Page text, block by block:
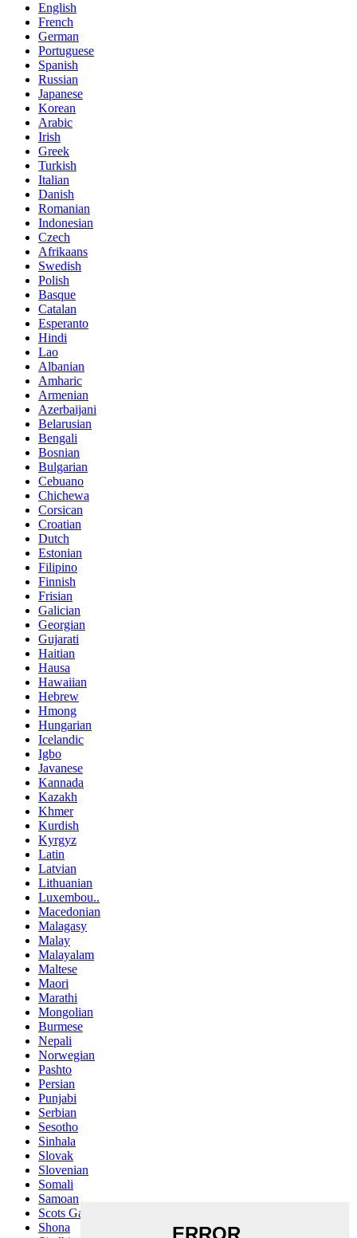
English
French
German
Portuguese
Spanish
Russian
Japanese
Korean
Arabic
Irish
Greek
Turkish
Italian
Danish
Romanian
Indonesian
Czech
Afrikaans
Swedish
Polish
Basque
Catalan
Esperanto
Hindi
Lao
Albanian
Amharic
Armenian
Azerbaijani
Belarusian
Bengali
Bosnian
Bulgarian
Cebuano
Chichewa
Corsican
Croatian
Dutch
Estonian
Filipino
Finnish
Frisian
Galician
Georgian
Gujarati
Haitian
Hausa
Hawaiian
Hebrew
Hmong
Hungarian
Icelandic
Igbo
Javanese
Kannada
Kazakh
Khmer
Kurdish
Kyrgyz
Latin
Latvian
Lithuanian
Luxembou..
Macedonian
Malagasy
Malay
Malayalam
Maltese
Maori
Marathi
Mongolian
Burmese
Nepali
Norwegian
Pashto
Persian
Punjabi
Serbian
Sesotho
Sinhala
Slovak
Slovenian
Somali
Samoan
Scots Gaelic
Shona